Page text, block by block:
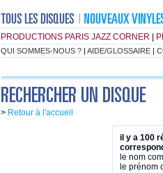
PRODUCTIONS PARIS JAZZ CORNER
QUI SOMMES-NOUS ? | AIDE/GLOSSAIRE |
> Retour à l'accueil
il y a 100
le nom
le prénom